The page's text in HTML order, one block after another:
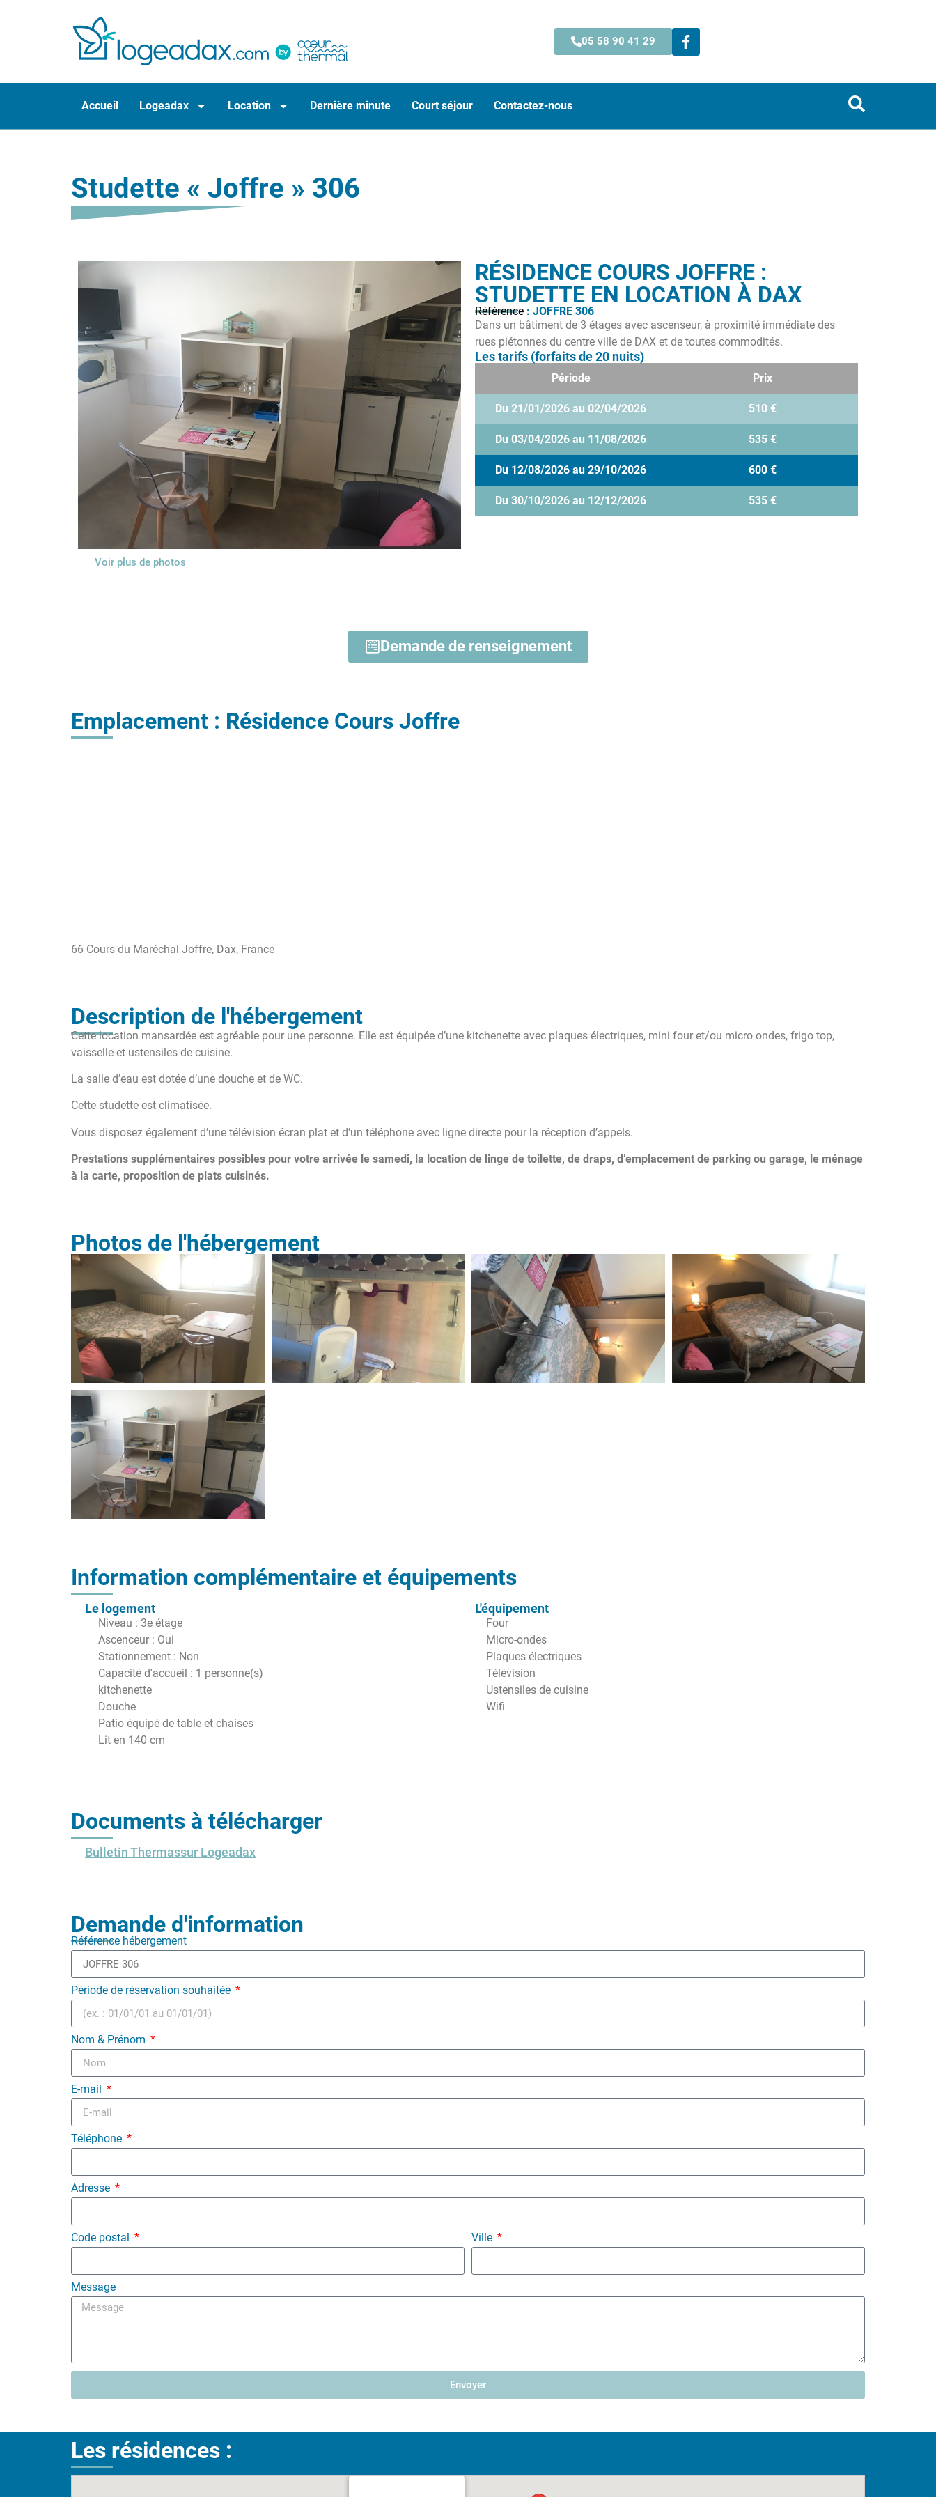
05 58 90 41 29
Accueil Logeadax Location Dernière minute Court séjour Contactez-nous
Studette « Joffre » 306
Voir plus de photos
RÉSIDENCE COURS JOFFRE :
STUDETTE EN LOCATION À DAX
Référence : JOFFRE 306
Dans un bâtiment de 3 étages avec ascenseur, à proximité immédiate des
rues piétonnes du centre ville de DAX et de toutes commodités.
Les tarifs (forfaits de 20 nuits)
Période Prix
Du 21/01/2026 au 02/04/2026 510 €
Du 03/04/2026 au 11/08/2026 535 €
Du 12/08/2026 au 29/10/2026 600 €
Du 30/10/2026 au 12/12/2026 535 €
Demande de renseignement
Emplacement : Résidence Cours Joffre
66 Cours du Maréchal Joffre, Dax, France
Description de l'hébergement
Cette location mansardée est agréable pour une personne. Elle est équipée d’une kitchenette avec plaques électriques, mini four et/ou micro ondes, frigo top,
vaisselle et ustensiles de cuisine.
La salle d’eau est dotée d’une douche et de WC.
Cette studette est climatisée.
Vous disposez également d’une télévision écran plat et d’un téléphone avec ligne directe pour la réception d’appels.
Prestations supplémentaires possibles pour votre arrivée le samedi, la location de linge de toilette, de draps, d’emplacement de parking ou garage, le ménage
à la carte, proposition de plats cuisinés.
Photos de l'hébergement
Information complémentaire et équipements
Le logement
Niveau : 3e étage
Ascenceur : Oui
Stationnement : Non
Capacité d'accueil : 1 personne(s)
kitchenette
Douche
Patio équipé de table et chaises
Lit en 140 cm
L'équipement
Four
Micro-ondes
Plaques électriques
Télévision
Ustensiles de cuisine
Wifi
Documents à télécharger
Bulletin Thermassur Logeadax
Demande d'information
Référence hébergement
Période de réservation souhaitée
Nom & Prénom
E-mail
Téléphone
Adresse
Code postal Ville
Message
Envoyer
Les résidences :